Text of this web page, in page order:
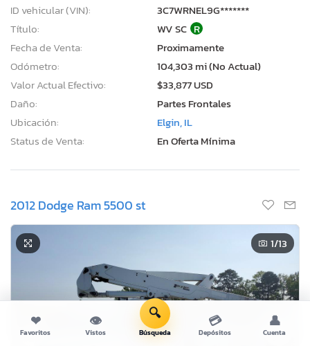
ID vehicular (VIN):
3C7WRNEL9G*******
Título:
WV SC R
Fecha de Venta:
Proximamente
Odómetro:
104,303 mi (No Actual)
Valor Actual Efectivo:
$33,877 USD
Daño:
Partes Frontales
Ubicación:
Elgin, IL
Status de Venta:
En Oferta Mínima
2012 Dodge Ram 5500 st
1/13
❤
Favoritos
👁
Vistos
🔍
Búsqueda
💳
Depósitos
👤
Cuenta